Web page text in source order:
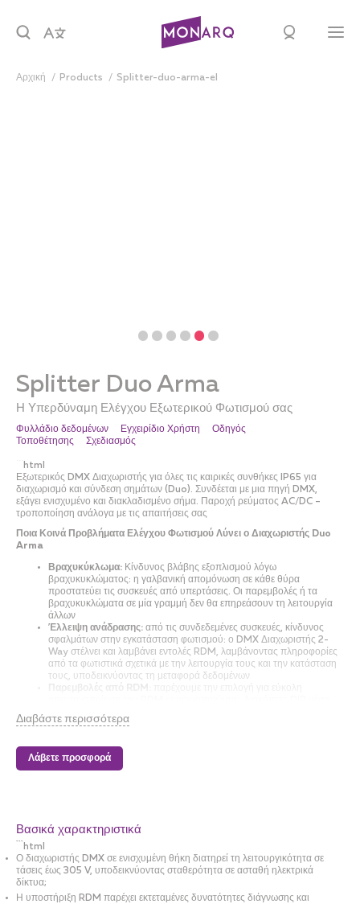
Αρχική products splitter-duo-arma-el
Splitter Duo Arma
Η Υπερδύναμη Ελέγχου Εξωτερικού Φωτισμού σας
Φυλλάδιο δεδομένων Εγχειρίδιο Χρήστη
Οδηγός
Τοποθέτησης
Σχεδιασμός
```html
Εξωτερικός DMX Διαχωριστής για όλες τις καιρικές συνθήκες IP65 για
διαχωρισμό και σύνδεση σημάτων (Duo). Συνδέεται με μια πηγή DMX,
εξάγει ενισχυμένο και διακλαδισμένο σήμα. Παροχή ρεύματος AC/DC –
τροποποίηση ανάλογα με τις απαιτήσεις σας
Ποια Κοινά Προβλήματα Ελέγχου Φωτισμού Λύνει ο Διαχωριστής Duo
Arma
Βραχυκύκλωμα: Κίνδυνος βλάβης εξοπλισμού λόγω
βραχυκυκλώματος: η γαλβανική απομόνωση σε κάθε θύρα
προστατεύει τις συσκευές από υπερτάσεις. Οι παρεμβολές ή τα
βραχυκυκλώματα σε μία γραμμή δεν θα επηρεάσουν τη λειτουργία
άλλων
Έλλειψη ανάδρασης: από τις συνδεδεμένες συσκευές, κίνδυνος
σφαλμάτων στην εγκατάσταση φωτισμού: ο DMX Διαχωριστής 2-
Way στέλνει και λαμβάνει εντολές RDM, λαμβάνοντας πληροφορίες
από τα φωτιστικά σχετικά με την λειτουργία τους και την κατάσταση
τους, υποδεικνύοντας τη μεταφορά δεδομένων
στη θήκη, έτσι ώστε τα μη συμβατά φωτιστικά να λειτουργούν σωστά
Διαφορετική παροχή ρεύματος ή έλλειψη πρόσβασης στο ρεύμα:
Διαχωριστή από μπαταρία, καθιστώντας τον διαχωρισμό του
σήματος DMX ανεξάρτητο από μια πρίζα
Σύνθετη ρύθμιση συσκευών:
Αρχιτεκτονικά και αστικά έργα φωτισμού
Περιοδικές και ενοικιαζόμενες παραστάσεις (για υπαίθριες
εκδηλώσεις, ωστόσο, ο Arma μπορεί επίσης να χρησιμοποιηθεί σε
καλυμμένες περιοχές DMX διαχωριστή)
Σενάρια Εφαρμογών
Διαβάστε περισσότερα
Λάβετε προσφορά
Βασικά χαρακτηριστικά
```html
Ο διαχωριστής DMX σε ενισχυμένη θήκη διατηρεί τη λειτουργικότητα σε
τάσεις έως 305 V, υποδεικνύοντας σταθερότητα σε ασταθή ηλεκτρικά
δίκτυα;
Η υποστήριξη RDM παρέχει εκτεταμένες δυνατότητες διάγνωσης και